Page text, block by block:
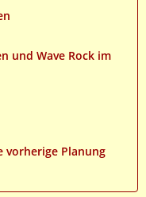
und Wave Rock im
vorherige Planung